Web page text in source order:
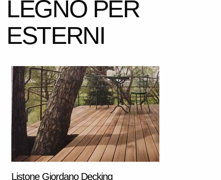
LEGNO PER
ESTERNI
Listone Giordano Decking